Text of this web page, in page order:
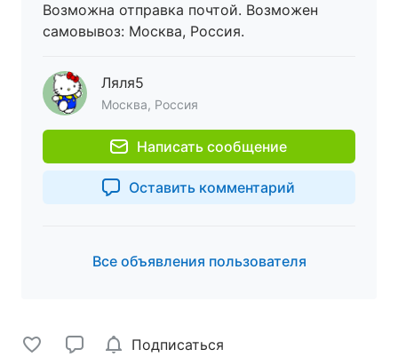
Возможна отправка почтой. Возможен
самовывоз: Москва, Россия.
Ляля5
Москва, Россия
Написать сообщение
Оставить комментарий
Все объявления пользователя
Подписаться